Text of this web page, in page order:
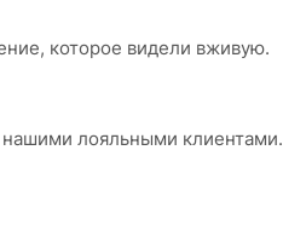
которое видели вживую.
лояльными клиентами.